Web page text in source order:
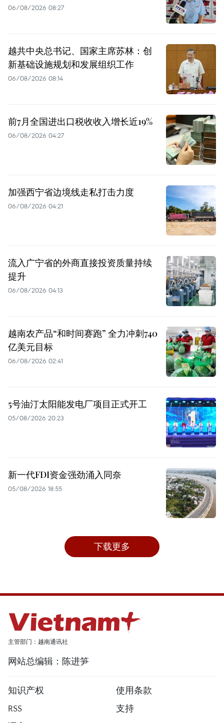
06/08/2026 08:27
越共中央总书记、国家主席苏林：创
新基础设施规划和发展组织工作
06/08/2026 08:14
前7月全国进出口税收收入增长近19%
06/08/2026 04:27
加强西宁省边境线走私打击力度
06/08/2026 04:21
流入广宁省的外商直接投资质量持续
提升
06/08/2026 04:13
越南农产品“和时间赛跑” 全力冲刺740
亿美元目标
06/08/2026 02:41
5号油汀太阳能发电厂项目正式开工
05/08/2026 20:23
新一代FDI资金强劲涌入同奈
05/08/2026 18:55
下载更多
主管部门：越南通讯社
网站总编辑：陈进笋
知识产权
使用条款
RSS
支持